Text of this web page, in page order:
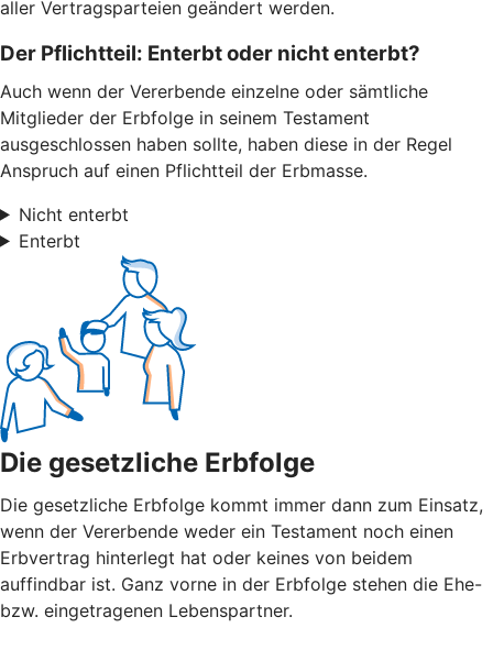
aller Vertragsparteien geändert werden.
Der Pflichtteil: Enterbt oder nicht enterbt?
Auch wenn der Vererbende einzelne oder sämtliche
Mitglieder der Erbfolge in seinem Testament
ausgeschlossen haben sollte, haben diese in der Regel
Anspruch auf einen Pflichtteil der Erbmasse.
Nicht enterbt
Enterbt
Die gesetzliche Erbfolge
Die gesetzliche Erbfolge kommt immer dann zum Einsatz,
wenn der Vererbende weder ein Testament noch einen
Erbvertrag hinterlegt hat oder keines von beidem
auffindbar ist. Ganz vorne in der Erbfolge stehen die Ehe-
bzw. eingetragenen Lebenspartner.